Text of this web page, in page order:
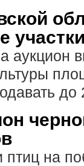
аукцион
до
птиц на